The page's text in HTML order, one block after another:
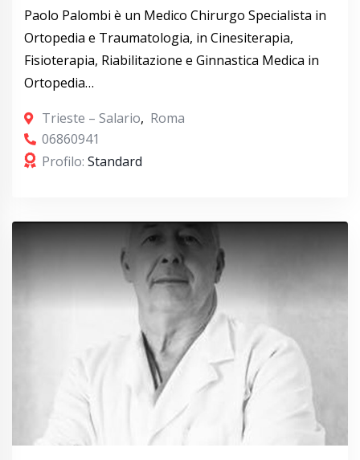
Paolo Palombi è un Medico Chirurgo Specialista in
Ortopedia e Traumatologia, in Cinesiterapia,
Fisioterapia, Riabilitazione e Ginnastica Medica in
Ortopedia…
Trieste – Salario, Roma
06860941
Profilo: Standard